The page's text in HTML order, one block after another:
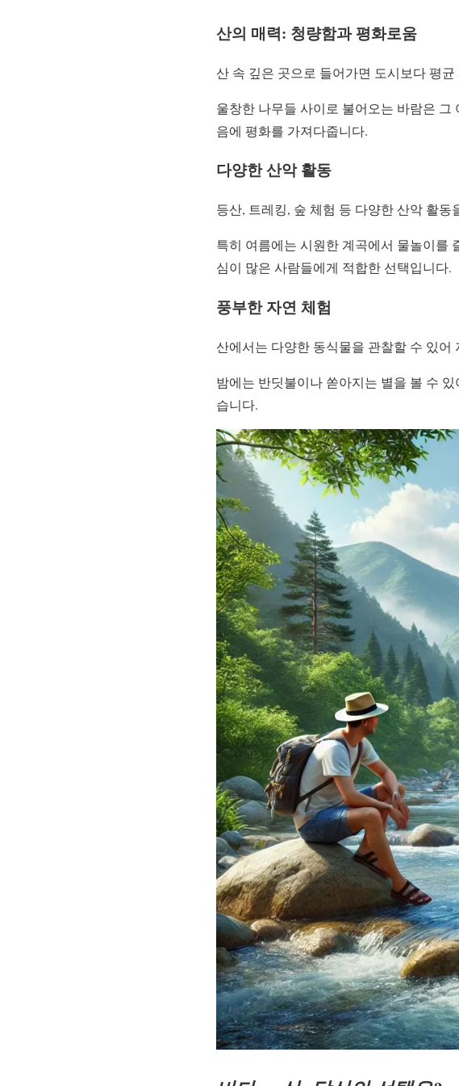
산의 매력: 청량함과 평화로움
산 속 깊은 곳으로 들어가면 도시보다 평
울창한 나무들 사이로 불어오는 바람은
음에 평화를 가져다줍니다.
다양한 산악 활동
등산, 트레킹, 숲 체험 등 다양한 산악 활동
특히 여름에는 시원한 계곡에서 물놀이를
심이 많은 사람들에게 적합한 선택입니다.
풍부한 자연 체험
산에서는 다양한 동식물을 관찰할 수 있어
밤에는 반딧불이나 쏟아지는 별을 볼 수
습니다.